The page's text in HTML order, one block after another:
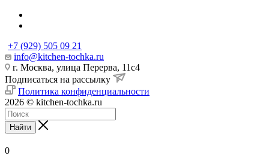
+7 (929) 505 09 21
info@kitchen-tochka.ru
г. Москва, улица Перерва, 11с4
Подписаться на рассылку
Политика конфиденциальности
2026 © kitchen-tochka.ru
Найти
0